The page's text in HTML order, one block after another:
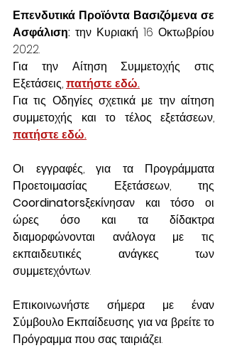
Επενδυτικά Προϊόντα Βασιζόμενα σε
Ασφάλιση: την Κυριακή 16 Οκτωβρίου
2022.
Για την Αίτηση Συμμετοχής στις
Εξετάσεις, πατήστε εδώ.
Για τις Οδηγίες σχετικά με την αίτηση
πατήστε εδώ.
Οι εγγραφές, για τα Προγράμματα
Coordinatorsξεκίνησαν και τόσο οι
ώρες όσο και τα δίδακτρα
διαμορφώνονται ανάλογα με τις
εκπαιδευτικές ανάγκες των
συμμετεχόντων.
Επικοινωνήστε σήμερα με έναν
Σύμβουλο Εκπαίδευσης για να βρείτε το
Πρόγραμμα που σας ταιριάζει.